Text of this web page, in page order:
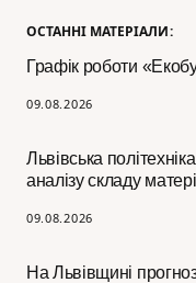
ОСТАННІ МАТЕРІАЛИ:
Графік роботи
09.08.2026
Львівська
аналізу складу
09.08.2026
На Львівщині